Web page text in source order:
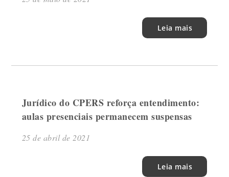
Leia mais
Jurídico do CPERS reforça entendimento:
aulas presenciais permanecem suspensas
25 de abril de 2021
Leia mais